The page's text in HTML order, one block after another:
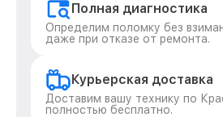
Полная диагностика
Определим поломку без
даже при отказе от ремонта.
Курьерская доставка
Доставим вашу технику по
полностью бесплатно.